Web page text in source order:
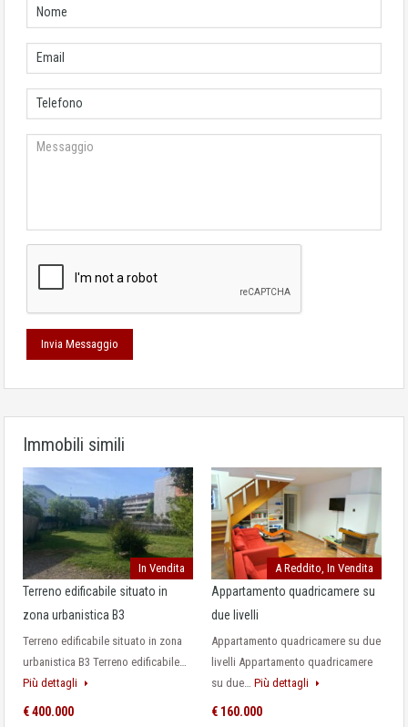
Immobili simili
In Vendita
Terreno edificabile situato in
zona urbanistica B3
Terreno edificabile situato in zona
urbanistica B3 Terreno edificabile…
Più dettagli
€ 400.000
A Reddito, In Vendita
Appartamento quadricamere su
due livelli
Appartamento quadricamere su due
livelli Appartamento quadricamere
su due… Più dettagli
€ 160.000